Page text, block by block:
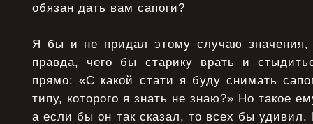
обязан дать вам сапоги?
Я бы и не придал этому случаю значения,
правда, чего бы старику врать и
прямо: «С какой стати я буду снимать
типу, которого я знать не знаю?» Но такое
а если бы он так сказал, то всех бы удивил.